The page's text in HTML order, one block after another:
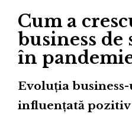
Cum a
business de
în
Evoluția
influențată